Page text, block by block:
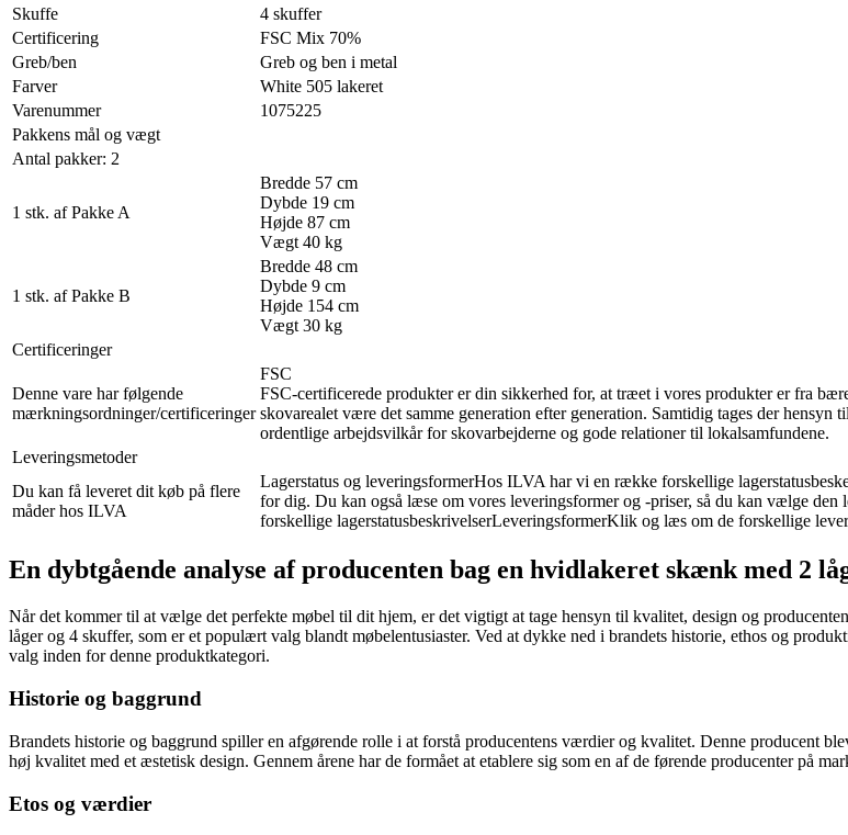
Skuffe
4 skuffer
Certificering
FSC Mix 70%
Greb/ben
Greb og ben i metal
Farver
White 505 lakeret
Varenummer
1075225
Pakkens mål og vægt
Antal pakker: 2
1 stk. af Pakke A
Bredde 57 cm
Dybde 19 cm
Højde 87 cm
Vægt 40 kg
1 stk. af Pakke B
Bredde 48 cm
Dybde 9 cm
Højde 154 cm
Vægt 30 kg
Certificeringer
Denne vare har følgende
mærkningsordninger/certificeringer
FSC
FSC-certificerede produkter er din sikkerhed for, at træet i vores produkter er fra
skovarealet være det samme generation efter generation. Samtidig tages der
ordentlige arbejdsvilkår for skovarbejderne og gode relationer til lokalsamfundene.
Leveringsmetoder
Du kan få leveret dit køb på flere
måder hos ILVA
Lagerstatus og leveringsformerHos ILVA har vi en række forskellige
for dig. Du kan også læse om vores leveringsformer og -priser, så du kan vælge
forskellige lagerstatusbeskrivelserLeveringsformerKlik og læs om de forskellige
En dybtgående analyse af producenten bag en hvidlakeret skænk med 2
Når det kommer til at vælge det perfekte møbel til dit hjem, er det vigtigt at tage hensyn til kvalitet, design og
låger og 4 skuffer, som er et populært valg blandt møbelentusiaster. Ved at dykke ned i brandets historie, ethos og
valg inden for denne produktkategori.
Historie og baggrund
Brandets historie og baggrund spiller en afgørende rolle i at forstå producentens værdier og kvalitet. Denne producent
høj kvalitet med et æstetisk design. Gennem årene har de formået at etablere sig som en af de førende producenter på
Etos og værdier